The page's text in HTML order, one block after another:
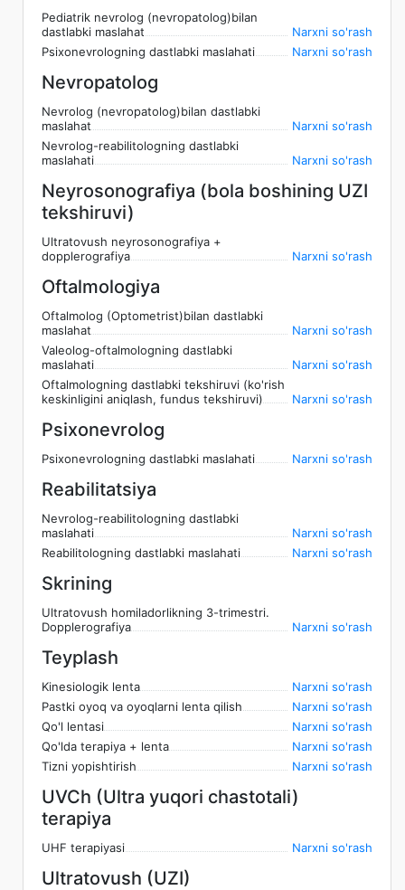
Pediatrik nevrolog (nevropatolog)bilan
dastlabki maslahat
Narxni so'rash
Psixonevrologning dastlabki maslahati
Narxni so'rash
Nevropatolog
Nevrolog (nevropatolog)bilan dastlabki
maslahat
Narxni so'rash
Nevrolog-reabilitologning dastlabki
maslahati
Narxni so'rash
Neyrosonografiya (bola boshining UZI
tekshiruvi)
Ultratovush neyrosonografiya +
dopplerografiya
Narxni so'rash
Oftalmologiya
Oftalmolog (Optometrist)bilan dastlabki
maslahat
Narxni so'rash
Valeolog-oftalmologning dastlabki
maslahati
Narxni so'rash
Oftalmologning dastlabki tekshiruvi (ko'rish
keskinligini aniqlash, fundus tekshiruvi)
Narxni so'rash
Psixonevrolog
Psixonevrologning dastlabki maslahati Narxni so'rash
Reabilitatsiya
Nevrolog-reabilitologning dastlabki
maslahati
Narxni so'rash
Reabilitologning dastlabki maslahati
Narxni so'rash
Skrining
Ultratovush homiladorlikning 3-trimestri.
Dopplerografiya
Narxni so'rash
Teyplash
Kinesiologik lenta
Narxni so'rash
Pastki oyoq va oyoqlarni lenta qilish
Narxni so'rash
Qo'l lentasi
Narxni so'rash
Qo'lda terapiya + lenta
Narxni so'rash
Tizni yopishtirish
Narxni so'rash
UVCh (Ultra yuqori chastotali)
terapiya
UHF terapiyasi Narxni so'rash
Ultratovush (UZI)